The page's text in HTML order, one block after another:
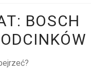
BOSCH